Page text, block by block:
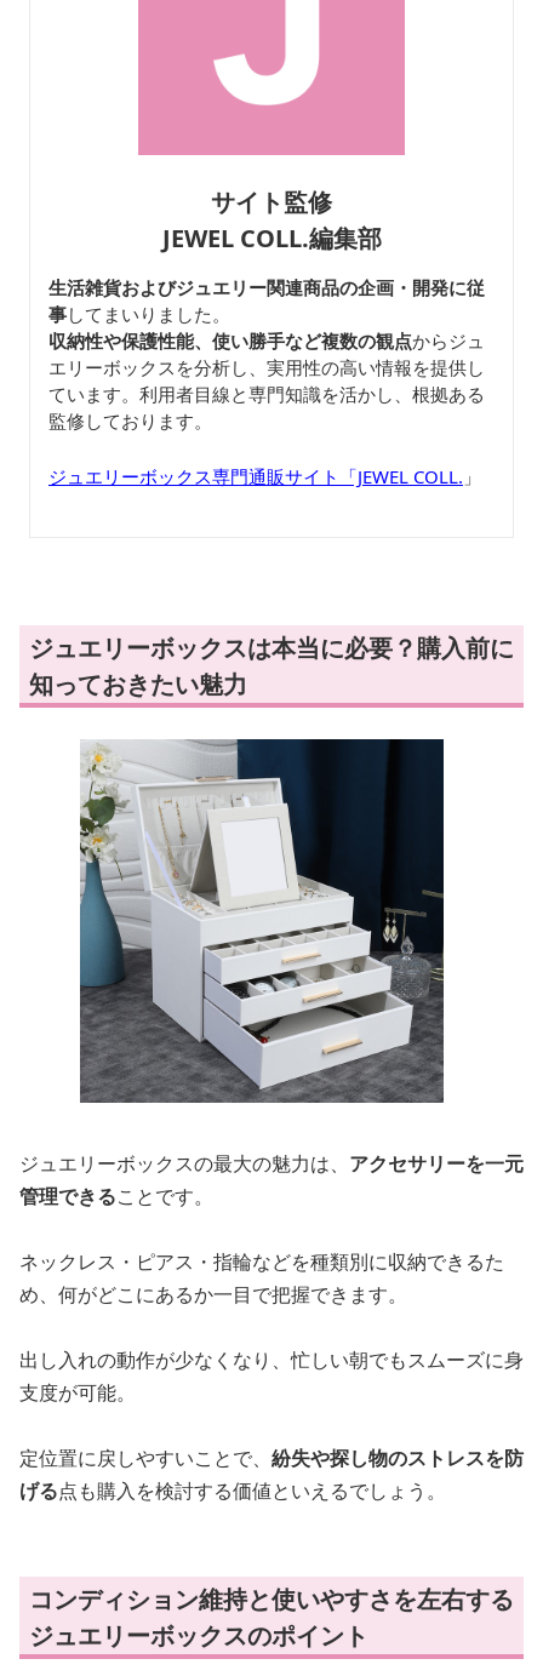
サイト監修
JEWEL COLL.編集部
生活雑貨およびジュエリー関連商品の企画・開発に従
事してまいりました。
収納性や保護性能、使い勝手など複数の観点からジュ
エリーボックスを分析し、実用性の高い情報を提供し
ています。利用者目線と専門知識を活かし、根拠ある
監修しております。
ジュエリーボックス専門通販サイト「JEWEL COLL. 」
ジュエリーボックスは本当に必要？購入前に
知っておきたい魅力
ジュエリーボックスの最大の魅力は、 アクセサリーを一元
管理できることです。
ネックレス・ピアス・指輪などを種類別に収納できるた
め、何がどこにあるか一目で把握できます。
出し入れの動作が少なくなり、忙しい朝でもスムーズに身
支度が可能。
定位置に戻しやすいことで、 紛失や探し物のストレスを防
げる点も購入を検討する価値といえるでしょう。
コンディション維持と使いやすさを左右する
ジュエリーボックスのポイント